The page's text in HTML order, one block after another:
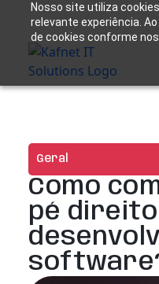
Nosso site utiliza
relevante experiência.
de cookies conforme
Geral
Como
pé